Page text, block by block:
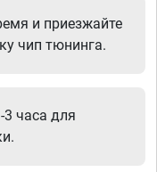
и приезжайте
чип тюнинга.
3 часа для